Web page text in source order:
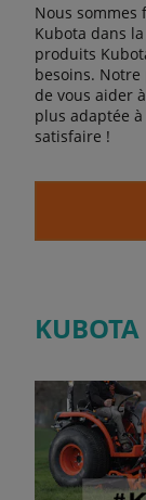
Nous sommes
Kubota dans
produits
besoins.
de vous aider
plus adaptée
satisfaire !